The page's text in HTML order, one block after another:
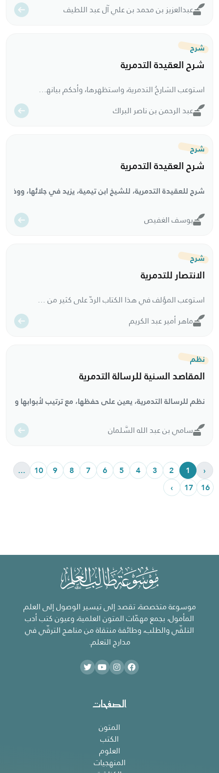
عبدالعزيز بن محمد بن علي آل عبد اللطيف
شرح
شرح العقيدة التدمرية
استوعب الشارحُ التدمرية، واستظهرها، وأحكم بيانها وشرحها بعبارات واضحة، ومعان قريبة، وسلاسة أسلوب، تميّز الشارح بدقة العبارة، وحدّة الفهم وسلامته، كما عني بترتيب الأجوبة والوجوه، وتحرير مسائل في النحو والأعراب عند الحاجة إلى ذلك.. وحرر الشارح مسائل مهمة، كما حوى الشرح على لطائف علمية متنوعة. وهو أهم شروح التدمرية.
عبد الرحمن بن ناصر البراك
شرح
شرح العقيدة التدمرية
شرح للعقيدة التدمرية، للشيخ ابن تيمية، يزيد في جلائها،
يوسف الغفيص
شرح
الانتصار للتدمرية
استوعب المؤلف في هذا الكتاب الردّ على كثير من شبهات الأشعرية، واتخذ رسالة نقض التدمرية لسعيد فودة مطيةً لذلك.
ماهر أمير عبد الكريم
نظم
المقاصد السنية للرسالة التدمرية
نظم للرسالة التدمرية، يعين على حفظها، مع ترتيب لأبوابها
سامي بن عبد الله السَّلمان
‹
1
2
3
4
5
6
7
8
9
10
...
16
17
›
موسوعة متخصصة، تقصد إلى تيسير الوصول إلى العلم
المأمول، بجمع مهمّات المتون العلمية، وعيون كتب أدب
التلقّي والطلب، وطائفة منتقاة من مناهج الترقّي في
مدارج التعلم.
الصفحات
المتون
الكتب
العلوم
المنهجيات